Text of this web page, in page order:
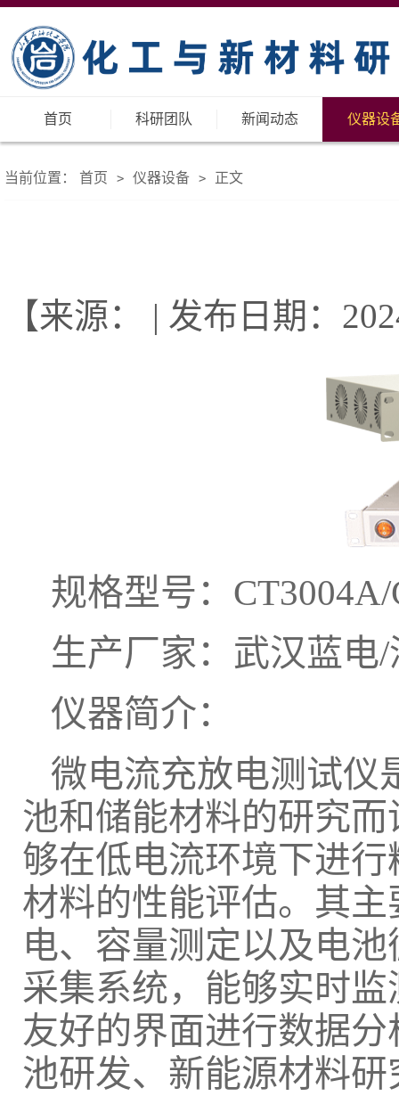
首页 科研团队 新闻动态 仪器设
当前位置： 首页 > 仪器设备 > 正文
【来源： | 发布日期：
规格型号：CT3004A/
生产厂家：武汉蓝电
仪器简介：
微电流充放电测试仪
池和储能材料的研究
够在低电流环境下进
材料的性能评估。其
电、容量测定以及电
采集系统，能够实时
友好的界面进行数据
池研发、新能源材料